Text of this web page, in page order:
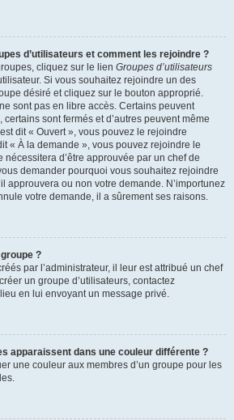
d’utilisateurs et comment les rejoindre ?
cliquez sur le lien Groupes d’utilisateurs
Si vous souhaitez rejoindre un des
désiré et cliquez sur le bouton approprié.
sont pas en libre accès. Certains peuvent
sont fermés et d’autres peuvent même
dit « Ouvert », vous pouvez le rejoindre
« À la demande », vous pouvez rejoindre le
d’être approuvée par un chef de
demander pourquoi vous souhaitez rejoindre
approuvera ou non votre demande. N’importunez
votre demande, il a sûrement ses raisons.
?
par l’administrateur, il leur est attribué un chef
un groupe d’utilisateurs, contactez
en lui envoyant un message privé.
apparaissent dans une couleur différente ?
une couleur aux membres d’un groupe pour les